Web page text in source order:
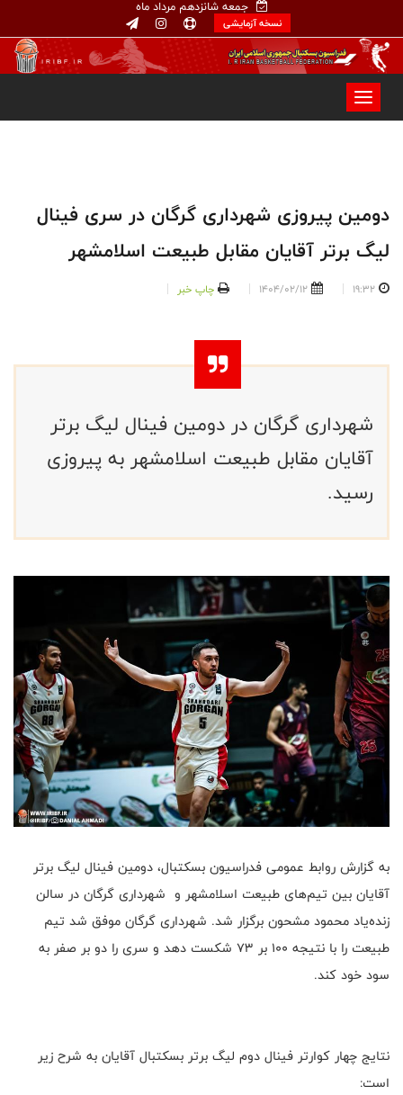
جمعه شانزدهم مرداد ماه
نسخه آزمایشی
دومین پیروزی شهرداری گرگان در سری فینال
لیگ برتر آقایان مقابل طبیعت اسلامشهر
19:32
1404/02/12 چاپ خبر
شهرداری گرگان در دومین فینال لیگ برتر
آقایان مقابل طبیعت اسلامشهر به پیروزی
رسید.
به گزارش روابط عمومی فدراسیون بسکتبال، دومین فینال لیگ برتر
آقایان بین تیم‌های طبیعت اسلامشهر و شهرداری گرگان در سالن
زنده‌یاد محمود مشحون برگزار شد. شهرداری گرگان موفق شد تیم
طبیعت را با نتیجه ۱۰۰ بر ۷۳ شکست دهد و سری را دو بر صفر به
سود خود کند.
نتایج چهار کوارتر فینال دوم لیگ برتر بسکتبال آقایان به شرح زیر
است: